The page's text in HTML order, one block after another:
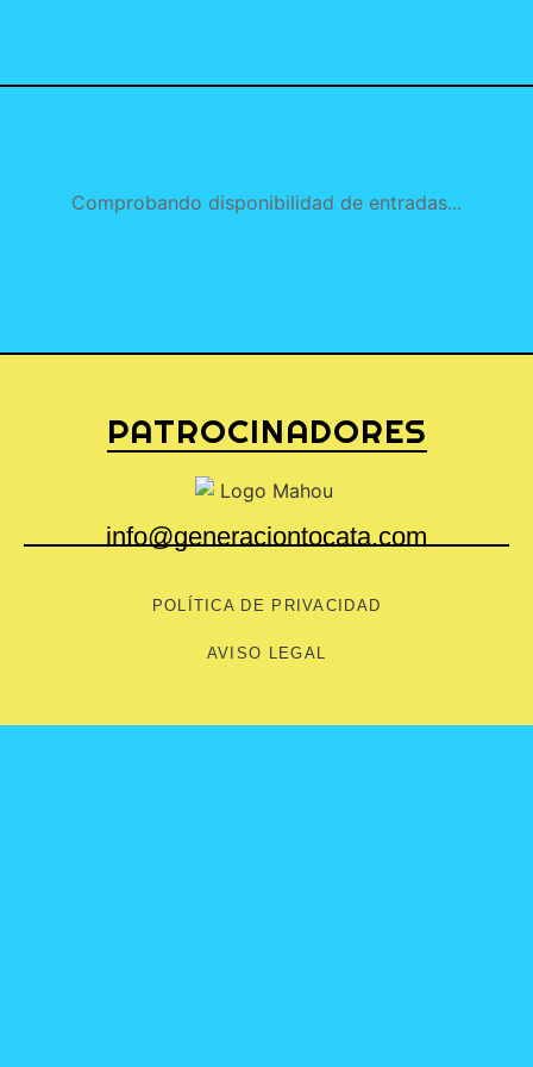
Comprobando disponibilidad de entradas...
PATROCINADORES
info@generaciontocata.com
POLÍTICA DE PRIVACIDAD
AVISO LEGAL